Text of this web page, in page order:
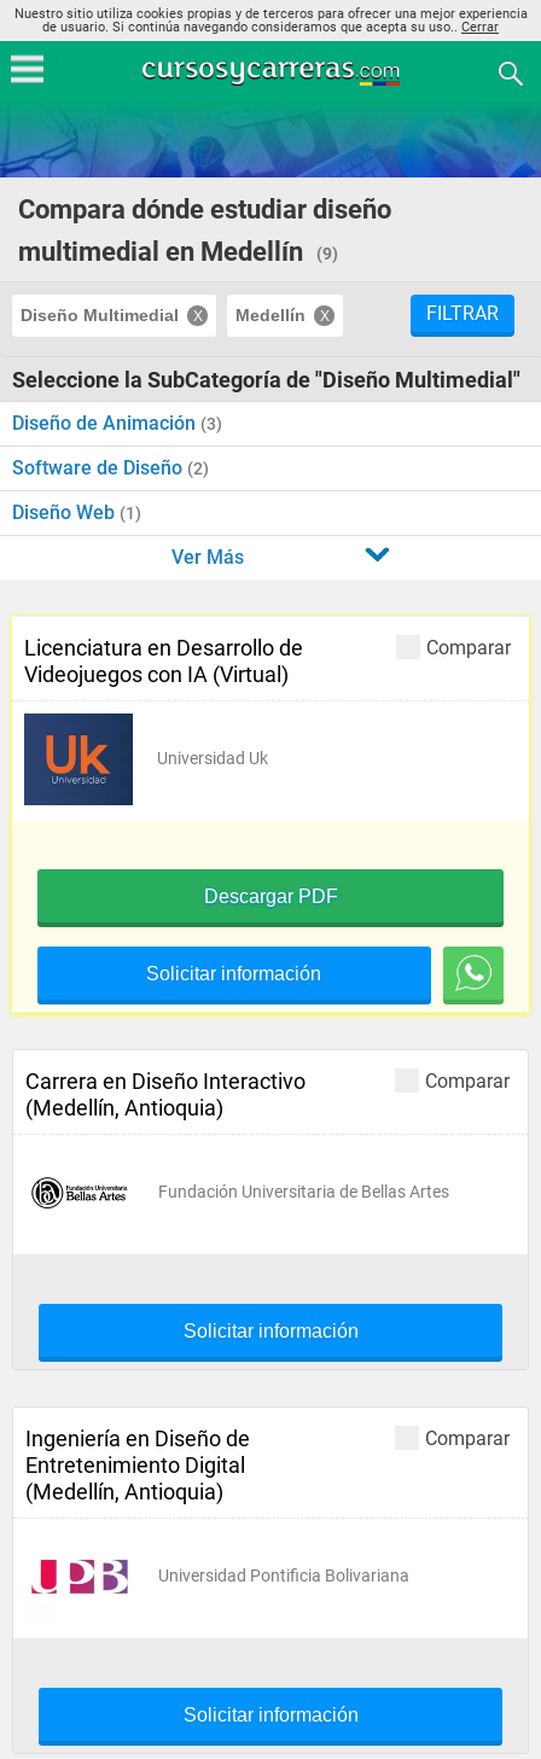
Nuestro sitio utiliza cookies propias y de terceros para ofrecer una mejor experiencia
de usuario. Si continúa navegando consideramos que acepta su uso.. Cerrar
Compara dónde estudiar diseño
multimedial en Medellín
(9)
Diseño Multimedial Medellín FILTRAR
Seleccione la SubCategoría de "Diseño Multimedial"
Diseño de Animación (3)
Software de Diseño (2)
Diseño Web (1)
Ver Más
Comparar
Licenciatura en Desarrollo de
Videojuegos con IA (Virtual)
Universidad Uk
Descargar PDF
Solicitar información
Comparar
Carrera en Diseño Interactivo
(Medellín, Antioquia)
Fundación Universitaria de Bellas Artes
Solicitar información
Comparar
Ingeniería en Diseño de
Entretenimiento Digital
(Medellín, Antioquia)
Universidad Pontificia Bolivariana
Solicitar información